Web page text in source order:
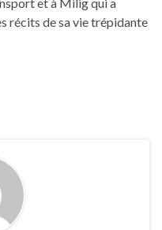
récits de sa vie trépidante